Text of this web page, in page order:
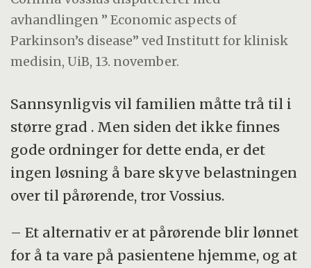
avhandlingen ” Economic aspects of
Parkinson’s disease” ved Institutt for klinisk
medisin, UiB, 13. november.
Sannsynligvis vil familien måtte trå til i
større grad . Men siden det ikke finnes
gode ordninger for dette enda, er det
ingen løsning å bare skyve belastningen
over til pårørende, tror Vossius.
– Et alternativ er at pårørende blir lønnet
for å ta vare på pasientene hjemme, og at